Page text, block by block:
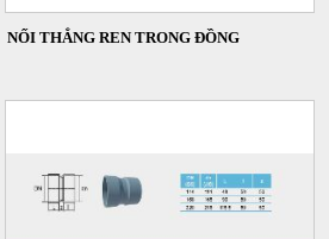
NỐI THẲNG REN TRONG ĐỒNG